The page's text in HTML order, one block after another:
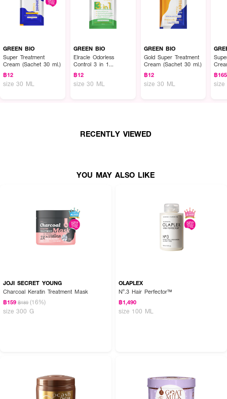
*ผมขาดหลุดร่วงจากสาเหตุที่ไม่ใช่โรค
● ชโลมแชมพูสูตรพิเศษ “กรีนไบโอ” ลงบนเส้นผมที่เปียก
● นวดให้ทั่วศีรษะจนเกิดฟอง
● แล้วล้างออกด้วยน้ำสะอาด
✨ ทำไมใครได้ลองถึงติดใจ? แชมพูที่ครบจบทั้งทำความสะอาด บำรุง และดูแล
GREEN BIO
Super Treatment
Cream (Sachet 30 ml.)
฿12
size 30 ML
GREEN BIO
Elracle Odorless
Control 3 in 1
Treatment Cream
(Sachet 30 ml.)
฿12
size 30 ML
GREEN BIO
Gold Super Treatment
Cream (Sachet 30 ml.)
฿12
size 30 ML
฿165
size
RECENTLY VIEWED
YOU MAY ALSO LIKE
JOJI SECRET YOUNG
Charcoal Keratin Treatment Mask
฿159 ฿189 (16%)
size 300 G
OLAPLEX
Nº.3 Hair Perfector™
฿1,490
size 100 ML